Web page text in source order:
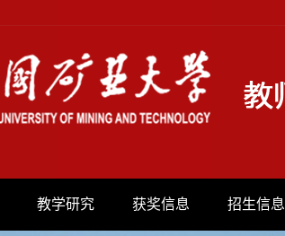
教学研究 获奖信息 招生信息